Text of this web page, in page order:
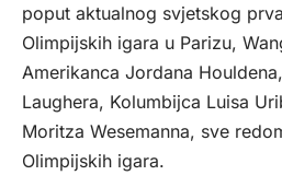
poput aktualnog svjetskog
Olimpijskih igara u Parizu,
Amerikanca Jordana
Laughera, Kolumbijca Luisa
Moritza Wesemanna, sve
Olimpijskih igara.